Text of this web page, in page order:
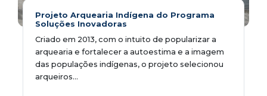
Projeto Arquearia Indígena do Programa
Soluções Inovadoras
Criado em 2013, com o intuito de popularizar a
arquearia e fortalecer a autoestima e a imagem
das populações indígenas, o projeto selecionou
arqueiros...